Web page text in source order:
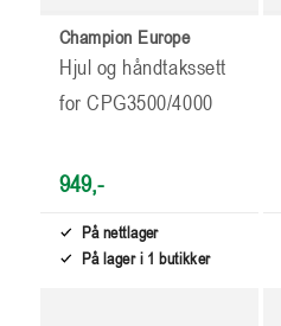
Champion Europe
Hjul og håndtakssett
for CPG3500/4000
949,-
På nettlager
På lager i 1 butikker